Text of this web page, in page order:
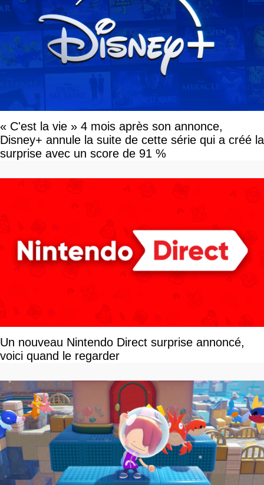
« C'est la vie » 4 mois après son annonce,
Disney+ annule la suite de cette série qui a créé la
surprise avec un score de 91 %
Un nouveau Nintendo Direct surprise annoncé,
voici quand le regarder